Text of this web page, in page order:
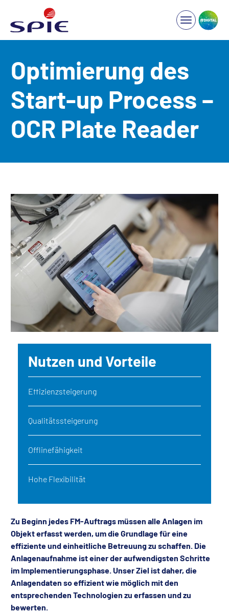
Optimierung des
Start-up Process –
OCR Plate Reader
Nutzen und Vorteile
Effizienzsteigerung
Qualitätssteigerung
Offlinefähigkeit
Hohe Flexibilität
Zu Beginn jedes FM-Auftrags müssen alle Anlagen im
Objekt erfasst werden, um die Grundlage für eine
effiziente und einheitliche Betreuung zu schaffen. Die
Anlagenaufnahme ist einer der aufwendigsten Schritte
im Implementierungsphase. Unser Ziel ist daher, die
Anlagendaten so effizient wie möglich mit den
entsprechenden Technologien zu erfassen und zu
bewerten.